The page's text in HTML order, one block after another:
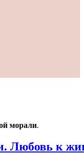
морали.
Любовь к